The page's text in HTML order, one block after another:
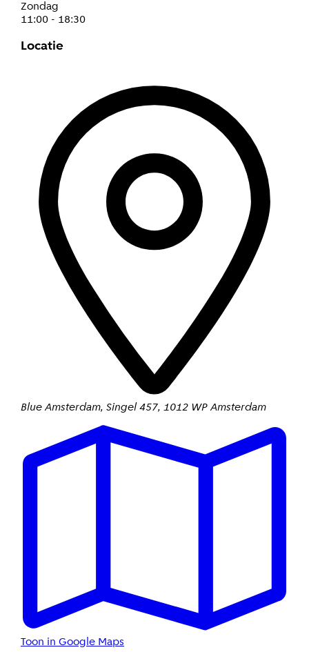
zondag
11:00 - 18:30
Locatie
Blue Amsterdam, Singel 457, 1012 WP Amsterdam
Toon in Google Maps